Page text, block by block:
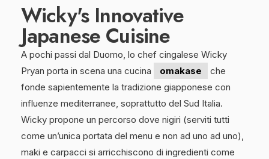
Wicky's Innovative
Japanese Cuisine
A pochi passi dal Duomo, lo chef cingalese Wicky
Pryan porta in scena una cucina
omakase
che
fonde sapientemente la tradizione giapponese con
influenze mediterranee, soprattutto del Sud Italia.
Wicky propone un percorso dove nigiri (serviti tutti
come un’unica portata del menu e non ad uno ad uno),
maki e carpacci si arricchiscono di ingredienti come